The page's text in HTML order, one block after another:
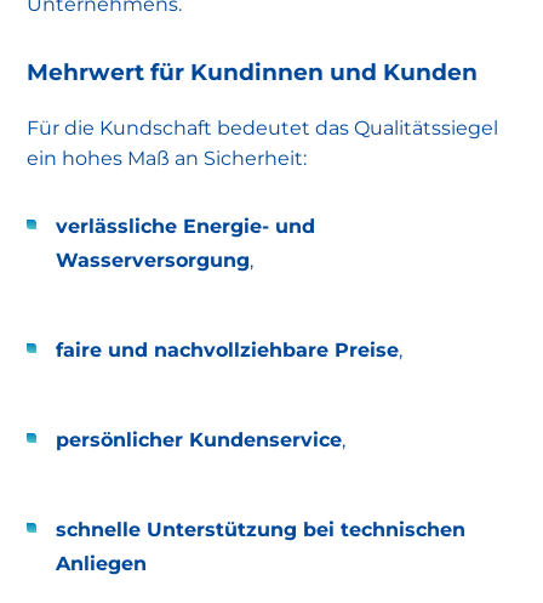
Mehrwert für Kundinnen und Kunden
Für die Kundschaft bedeutet das Qualitätssiegel
ein hohes Maß an Sicherheit:
verlässliche Energie- und
Wasserversorgung,
faire und nachvollziehbare Preise,
persönlicher Kundenservice,
schnelle Unterstützung bei technischen
Anliegen